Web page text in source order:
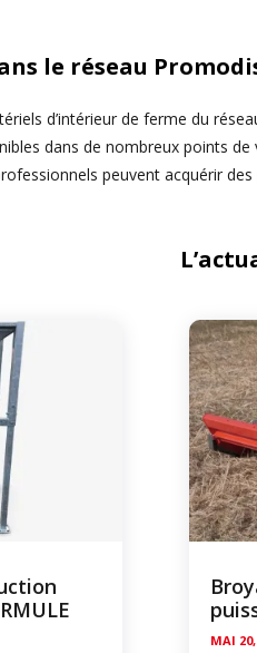
le réseau
d’intérieur de ferme du
dans de nombreux points
peuvent acquérir
MAI